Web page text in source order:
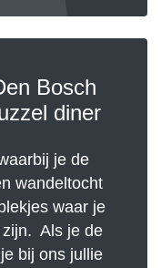
Bosch
diner
je de
wandeltocht
waar je
zijn. Als je de
bij ons jullie